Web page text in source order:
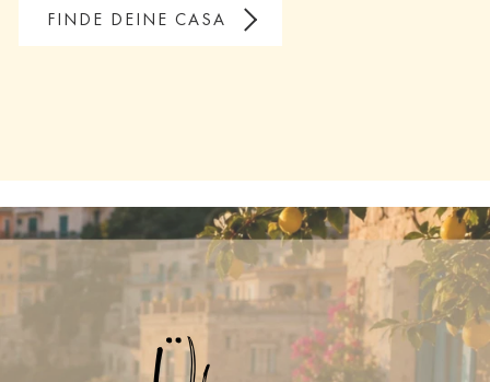
FINDE DEINE CASA